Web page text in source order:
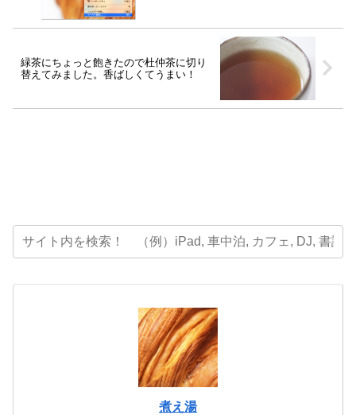
緑茶にちょっと飽きたので杜仲茶に切り
替えてみました。香ばしくてうまい！
煮え湯